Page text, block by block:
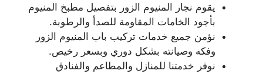
يقوم نجار المنيوم الزور بتفصيل مطبخ المنيوم
بأجود الخامات المقاومة للصدأ والرطوبة.
نؤمن جميع خدمات تركيب باب المنيوم الزور
وفكه وصيانته بشكل دوري وبسعر رخيص.
نوفر خدمتنا للمنازل والمطاعم والفنادق